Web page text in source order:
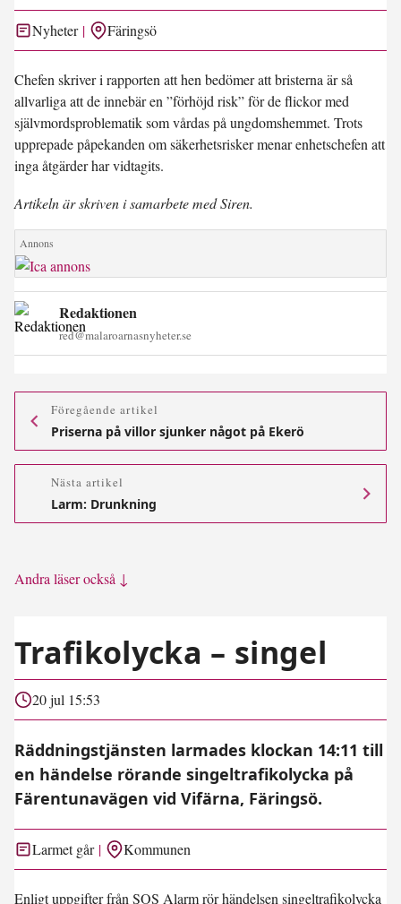
Nyheter Färingsö
Chefen skriver i rapporten att hen bedömer att bristerna är så
allvarliga att de innebär en ”förhöjd risk” för de flickor med
självmordsproblematik som vårdas på ungdomshemmet. Trots
upprepade påpekanden om säkerhetsrisker menar enhetschefen att
inga åtgärder har vidtagits.
Artikeln är skriven i samarbete med Siren.
Redaktionen
red@malaroarnasnyheter.se
Föregående artikel
Priserna på villor sjunker något på Ekerö
Nästa artikel
Larm: Drunkning
Andra läser också ↓
Trafikolycka – singel
20 jul 15:53
Räddningstjänsten larmades klockan 14:11 till
en händelse rörande singeltrafikolycka på
Färentunavägen vid Vifärna, Färingsö.
Larmet går Kommunen
Enligt uppgifter från SOS Alarm rör händelsen singeltrafikolycka